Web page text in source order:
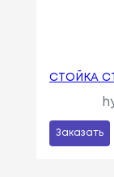
СТОЙКА
Заказать